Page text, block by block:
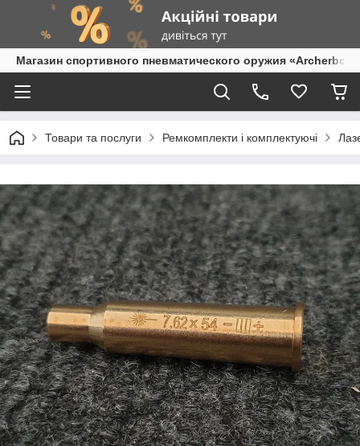
Магазин спортивного пневматического оружия
Товари та послуги Ремкомплекти і комплектуючі